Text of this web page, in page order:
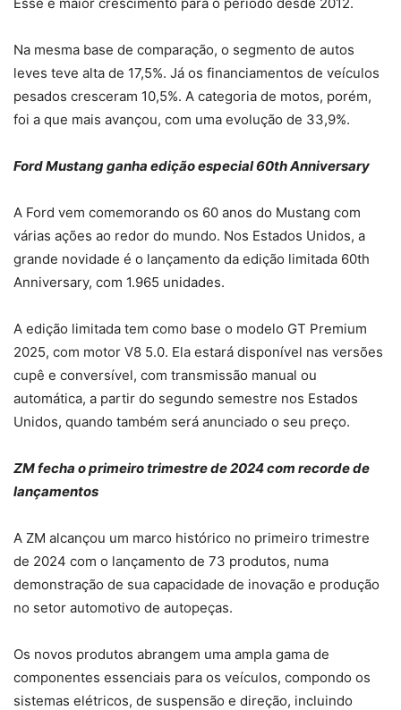
Na mesma base de comparação, o segmento de autos
leves teve alta de 17,5%. Já os financiamentos de veículos
pesados cresceram 10,5%. A categoria de motos, porém,
foi a que mais avançou, com uma evolução de 33,9%.
Ford Mustang ganha edição especial 60th Anniversary
A Ford vem comemorando os 60 anos do Mustang com
várias ações ao redor do mundo. Nos Estados Unidos, a
grande novidade é o lançamento da edição limitada 60th
Anniversary, com 1.965 unidades.
A edição limitada tem como base o modelo GT Premium
2025, com motor V8 5.0. Ela estará disponível nas versões
cupê e conversível, com transmissão manual ou
automática, a partir do segundo semestre nos Estados
Unidos, quando também será anunciado o seu preço.
ZM fecha o primeiro trimestre de 2024 com recorde de
lançamentos
A ZM alcançou um marco histórico no primeiro trimestre
de 2024 com o lançamento de 73 produtos, numa
demonstração de sua capacidade de inovação e produção
no setor automotivo de autopeças.
Os novos produtos abrangem uma ampla gama de
componentes essenciais para os veículos, compondo os
sistemas elétricos, de suspensão e direção, incluindo